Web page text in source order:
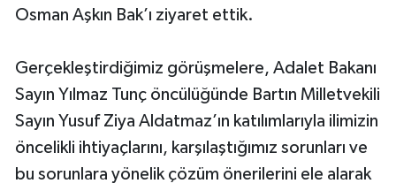
Osman Aşkın Bak’ı ziyaret ettik.
Gerçekleştirdiğimiz görüşmelere, Adalet Bakanı
Sayın Yılmaz Tunç öncülüğünde Bartın Milletvekili
Sayın Yusuf Ziya Aldatmaz’ın katılımlarıyla ilimizin
öncelikli ihtiyaçlarını, karşılaştığımız sorunları ve
bu sorunlara yönelik çözüm önerilerini ele alarak